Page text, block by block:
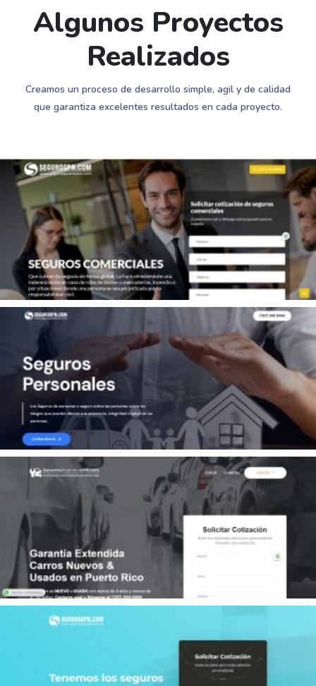
Algunos Proyectos
Realizados
Creamos un proceso de desarrollo simple, agil y de calidad
que garantiza excelentes resultados en cada proyecto.